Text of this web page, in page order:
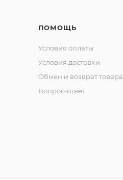
ПОМОЩЬ
Условия оплаты
Условия доставки
Обмен и возврат товара
Вопрос-ответ